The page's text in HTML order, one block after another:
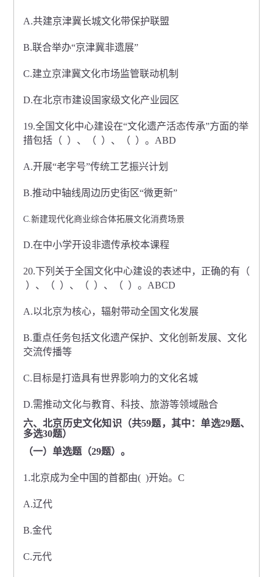
A.共建京津冀长城文化带保护联盟
B.联合举办“京津冀非遗展”
C.建立京津冀文化市场监管联动机制
D.在北京市建设国家级文化产业园区
19.全国文化中心建设在“文化遗产活态传承”方面的举
措包括（ ）、（ ）、（ ）。ABD
A.开展“老字号”传统工艺振兴计划
B.推动中轴线周边历史街区“微更新”
C.新建现代化商业综合体拓展文化消费场景
D.在中小学开设非遗传承校本课程
20.下列关于全国文化中心建设的表述中，正确的有（
）、（ ）、（ ）、（ ）。ABCD
A.以北京为核心，辐射带动全国文化发展
B.重点任务包括文化遗产保护、文化创新发展、文化
交流传播等
C.目标是打造具有世界影响力的文化名城
D.需推动文化与教育、科技、旅游等领域融合
六、北京历史文化知识（共59题，其中：单选29题、
多选30题）
（一）单选题（29题）。
1.北京成为全中国的首都由( )开始。C
A.辽代
B.金代
C.元代